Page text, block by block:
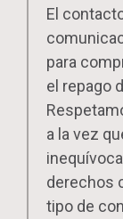
El
para
el repago
a la vez
derechos
tipo de